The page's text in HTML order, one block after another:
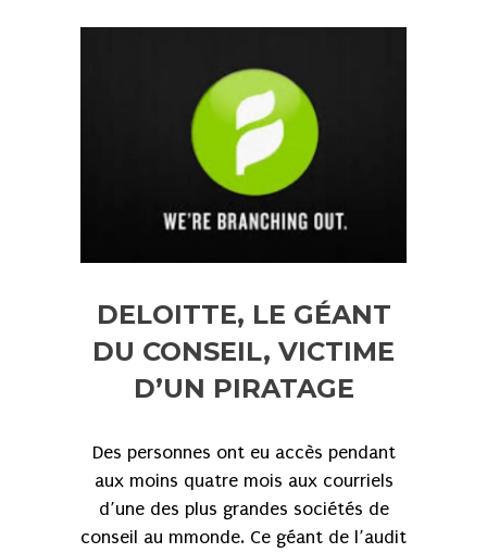
DELOITTE, LE GÉANT
DU CONSEIL, VICTIME
D’UN PIRATAGE
Des personnes ont eu accès pendant
aux moins quatre mois aux courriels
d’une des plus grandes sociétés de
conseil au mmonde. Ce géant de l’audit